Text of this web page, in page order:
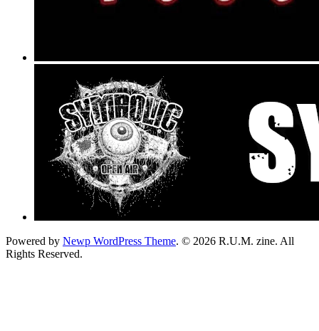
Powered by Newp WordPress Theme. © 2026 R.U.M. zine. All
Rights Reserved.